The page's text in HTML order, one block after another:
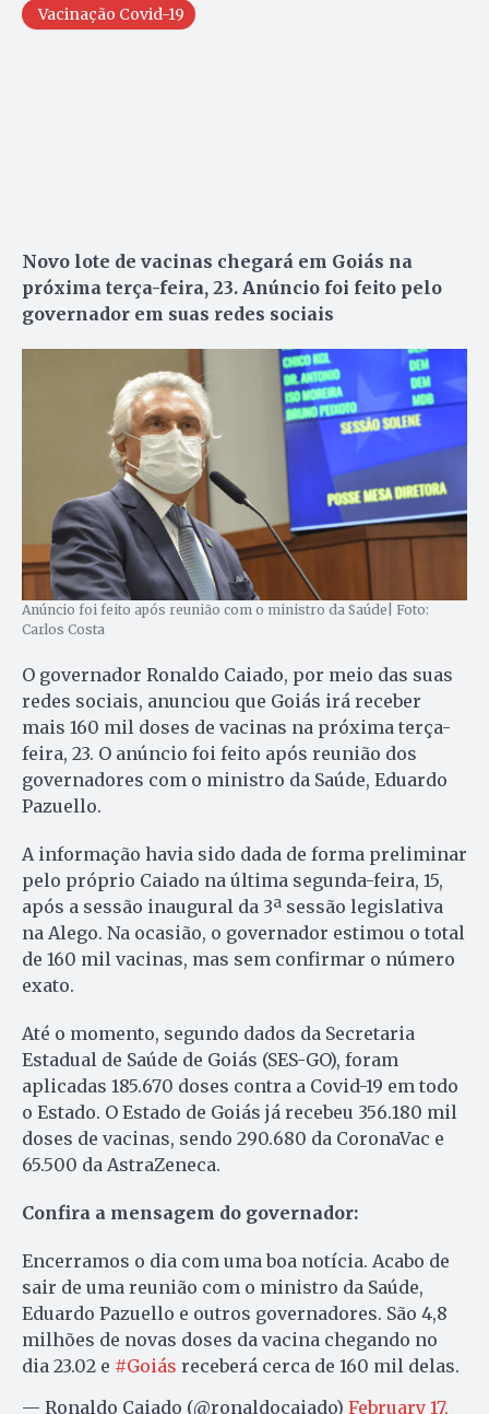
Vacinação Covid-19
Novo lote de vacinas chegará em Goiás na
próxima terça-feira, 23. Anúncio foi feito pelo
governador em suas redes sociais
Anúncio foi feito após reunião com o ministro da Saúde| Foto:
Carlos Costa
O governador Ronaldo Caiado, por meio das suas
redes sociais, anunciou que Goiás irá receber
mais 160 mil doses de vacinas na próxima terça-
feira, 23. O anúncio foi feito após reunião dos
governadores com o ministro da Saúde, Eduardo
Pazuello.
A informação havia sido dada de forma preliminar
pelo próprio Caiado na última segunda-feira, 15,
após a sessão inaugural da 3ª sessão legislativa
na Alego. Na ocasião, o governador estimou o total
de 160 mil vacinas, mas sem confirmar o número
exato.
Até o momento, segundo dados da Secretaria
Estadual de Saúde de Goiás (SES-GO), foram
aplicadas 185.670 doses contra a Covid-19 em todo
o Estado. O Estado de Goiás já recebeu 356.180 mil
doses de vacinas, sendo 290.680 da CoronaVac e
65.500 da AstraZeneca.
Confira a mensagem do governador:
Encerramos o dia com uma boa notícia. Acabo de
sair de uma reunião com o ministro da Saúde,
Eduardo Pazuello e outros governadores. São 4,8
milhões de novas doses da vacina chegando no
dia 23.02 e #Goiás receberá cerca de 160 mil delas.
— Ronaldo Caiado (@ronaldocaiado) February 17,